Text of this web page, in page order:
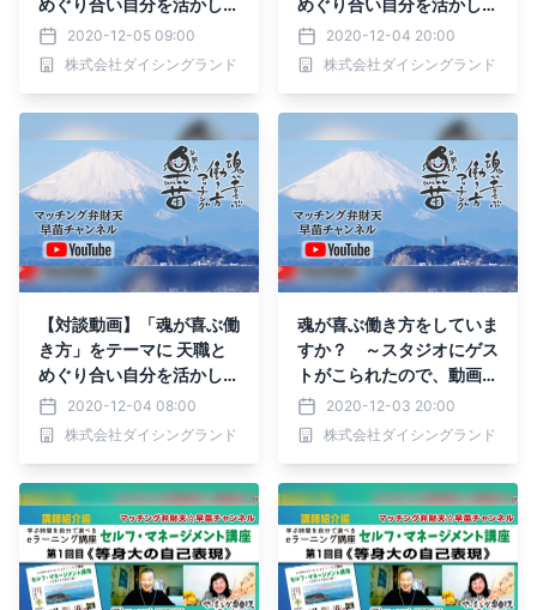
めぐり合い自分を活かして
働いているゲストを突撃取
材～ご縁つながりのシリー
ズ対談連載～
2020-12-05 09:00
株式会社ダイシングランド
めぐり合い自分を活かして
働いているゲストを突撃取
材～ご縁つながりのシリー
ズ対談連載～
2020-12-04 20:00
株式会社ダイシングランド
【対談動画】「魂が喜ぶ働
き方」をテーマに 天職と
めぐり合い自分を活かして
働いているゲストを突撃取
材～ご縁つながりのシリー
ズ対談連載～
2020-12-04 08:00
株式会社ダイシングランド
魂が喜ぶ働き方をしていま
すか？ ～スタジオにゲス
トがこられたので、動画を
撮影しちゃいました♪～
天職についての対談動画
2020-12-03 20:00
株式会社ダイシングランド